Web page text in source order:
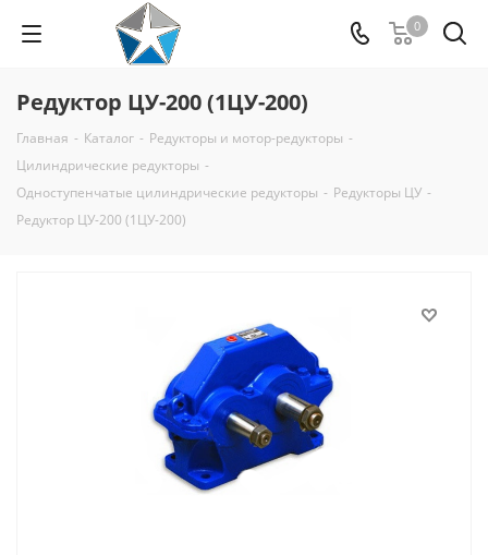
0
Редуктор ЦУ-200 (1ЦУ-200)
Главная - Каталог - Редукторы и мотор-редукторы -
Цилиндрические редукторы -
Одноступенчатые цилиндрические редукторы - Редукторы ЦУ -
Редуктор ЦУ-200 (1ЦУ-200)